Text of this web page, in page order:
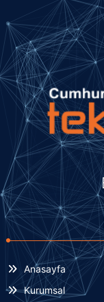
Anasayfa
Kurumsal